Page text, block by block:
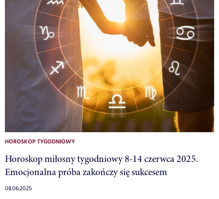
HOROSKOP TYGODNIOWY
Horoskop miłosny tygodniowy 8-14 czerwca 2025.
Emocjonalna próba zakończy się sukcesem
08.06.2025